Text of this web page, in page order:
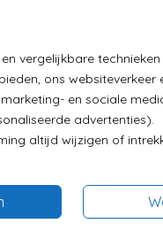
vergelijkbare
ons websiteverkeer
en sociale
advertenties).
altijd wijzigen of